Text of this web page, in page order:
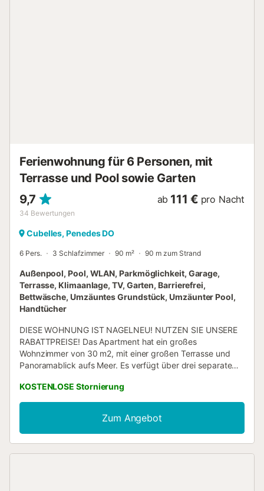
Ferienwohnung für 6 Personen, mit
Terrasse und Pool sowie Garten
9,7
34 Bewertungen
ab 111 € pro Nacht
Cubelles, Penedes DO
6 Pers. 3 Schlafzimmer 90 m² 90 m zum Strand
Außenpool, Pool, WLAN, Parkmöglichkeit, Garage,
Terrasse, Klimaanlage, TV, Garten, Barrierefrei,
Bettwäsche, Umzäuntes Grundstück, Umzäunter Pool,
Handtücher
DIESE WOHNUNG IST NAGELNEU! NUTZEN SIE UNSERE
RABATTPREISE! Das Apartment hat ein großes
Wohnzimmer von 30 m2, mit einer großen Terrasse und
Panoramablick aufs Meer. Es verfügt über drei separate
gibt viel Stauraum und Kleiderschränke in allen
Schlafzimmern. Die Ferienwohnung hat Zentralheizung und
Klimaanlage in jedem Raum. Sie ist kinderfreundlich,
Hochstuhl und Kinderbett sind verfügbar. Die Küche ist
vollständig ausgerüstet. Die Wohnung verfügt über eine 20
KOSTENLOSE Stornierung
Zum Angebot